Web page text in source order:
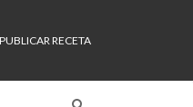
PUBLICAR RECETA